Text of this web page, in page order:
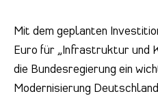
Mit dem geplanten
Euro für „Infrastruktur und
die Bundesregierung ein
Modernisierung